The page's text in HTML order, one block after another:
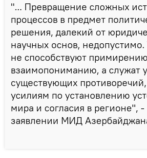
"... Превращение сложных
процессов в предмет
решения, далекий от
научных основ, недопустимо.
не способствуют
взаимопониманию, а служат
существующих
усилиям по установлению
мира и согласия в регионе", -
заявлении МИД